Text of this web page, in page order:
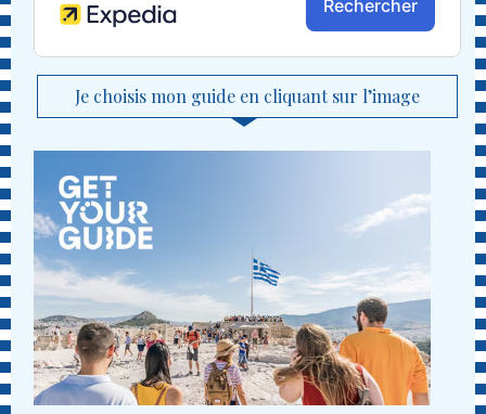
Je choisis mon guide en cliquant sur l’image